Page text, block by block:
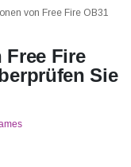
von Free Fire OB31
Fire
Sie